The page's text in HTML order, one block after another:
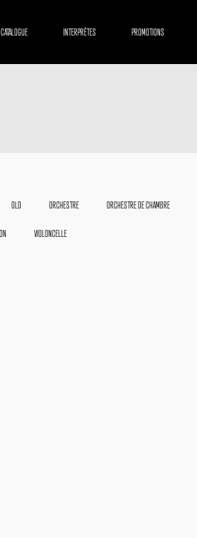
CATALOGUE INTERPRÈTES PROMOTIONS
OLD ORCHESTRE ORCHESTRE DE CHAMBRE
VIOLONCELLE